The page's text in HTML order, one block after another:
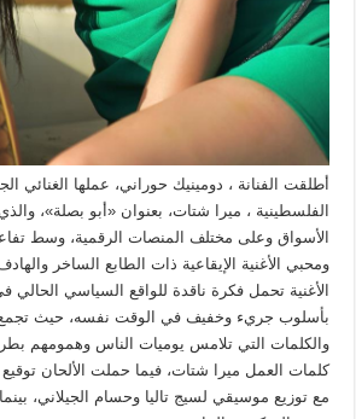
أطلقت الفنانة ، دومينيك حوراني، عملها الغنائي
الفلسطينية ، ميرا شتات، بعنوان «أبو بصلة»،
الأسواق وعلى مختلف المنصات الرقمية، وسط
ومحبي الأغنية الإيقاعية ذات الطابع الساخر
الأغنية تحمل فكرة ناقدة للواقع السياسي الحالي
بأسلوب جريء وخفيف في الوقت نفسه، حيث تجمع
والكلمات التي تلامس يوميات الناس وهمومهم
كلمات العمل ميرا شتات، فيما حملت الألحان توقيع
مع توزيع موسيقي لسيج تاليا وحسام الجيلاني،